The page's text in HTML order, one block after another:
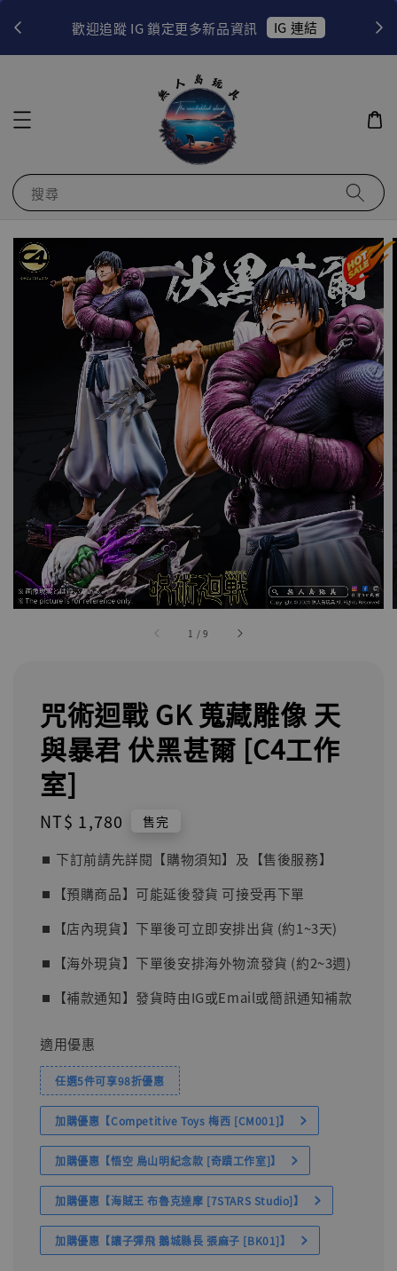
歡迎追蹤 IG 鎖定更多新品資訊 IG 連結
搜尋
1 /9
咒術迴戰 GK 蒐藏雕像 天
與暴君 伏黑甚爾 [C4工作
室]
Regular
NT$ 1,780 售完
⏹︎ 下訂前請先詳閱【購物須知】及【售後服務】
⏹︎【預購商品】可能延後發貨 可接受再下單
⏹︎【店內現貨】下單後可立即安排出貨 (約1~3天)
⏹︎【海外現貨】下單後安排海外物流發貨 (約2~3週)
⏹︎【補款通知】發貨時由IG或Email或簡訊通知補款
適用優惠
任選5件可享98折優惠
加購優惠【Competitive Toys 梅西 [CM001]】
加購優惠【悟空 鳥山明紀念款 [奇蹟工作室]】
加購優惠【海賊王 布魯克達摩 [7STARS Studio]】
加購優惠【讓子彈飛 鵝城縣長 張麻子 [BK01]】